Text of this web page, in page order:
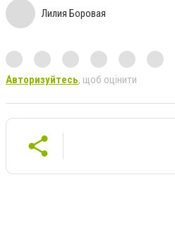
Лилия Боровая
Авторизуйтесь, щоб оцінити